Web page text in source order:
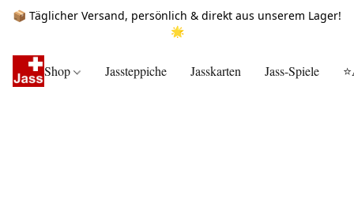
📦 Täglicher Versand, persönlich & direkt aus unserem Lager!
🌟
Shop Jassteppiche Jasskarten Jass-Spiele